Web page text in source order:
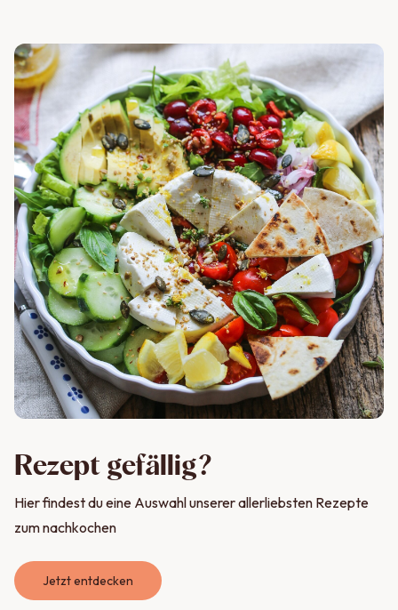
Rezept gefällig?
Hier findest du eine Auswahl unserer allerliebsten Rezepte
zum nachkochen
Jetzt entdecken